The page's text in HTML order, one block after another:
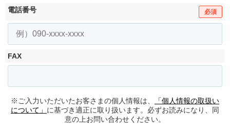
電話番号 必須
FAX
※ご入力いただいたお客さまの個人情報は、
「個人情報の取扱い
について」 に基づき適正に取り扱います。必ずお読みになり、同
意の上お問い合わせください。